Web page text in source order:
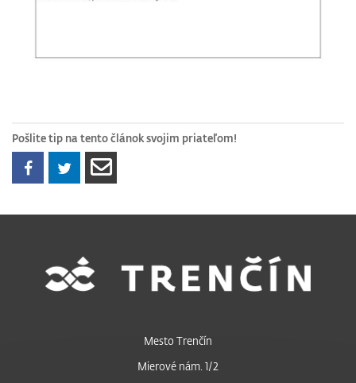
Pošlite tip na tento článok svojim priateľom!
Mesto Trenčín
Mierové nám. 1/2